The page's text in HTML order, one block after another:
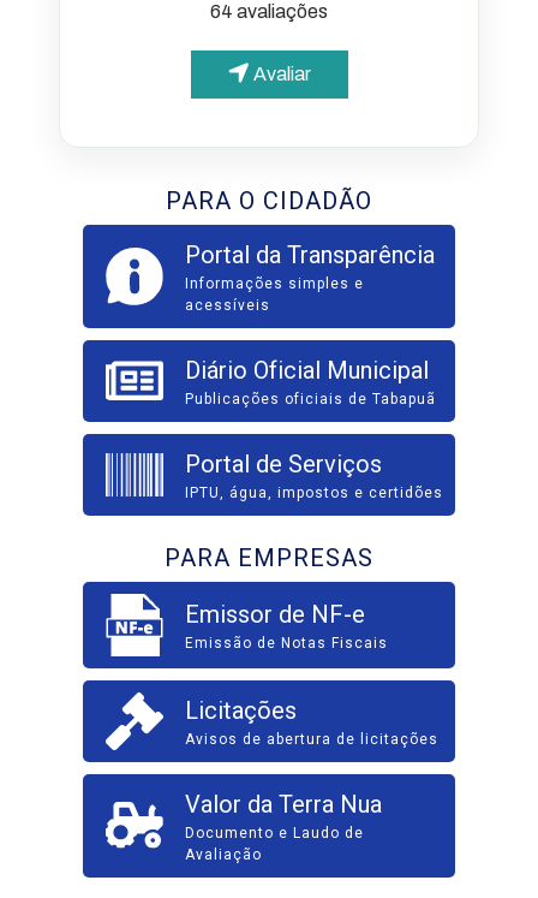
64 avaliações
Avaliar
PARA O CIDADÃO
Portal da Transparência
Informações simples e
acessíveis
Diário Oficial Municipal
Publicações oficiais de Tabapuã
Portal de Serviços
IPTU, água, impostos e certidões
PARA EMPRESAS
Emissor de NF-e
Emissão de Notas Fiscais
Licitações
Avisos de abertura de licitações
Valor da Terra Nua
Documento e Laudo de
Avaliação